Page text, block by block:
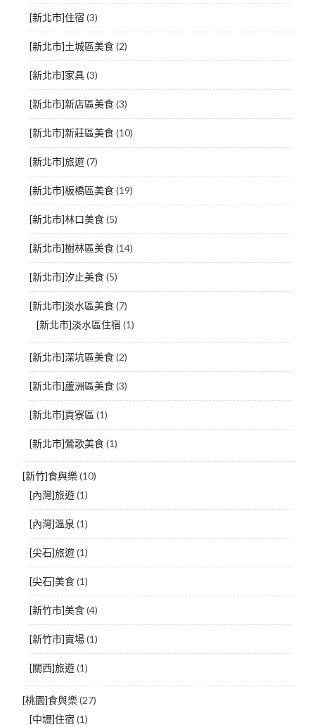
[新北市]住宿 (3)
[新北市]土城區美食(2)
[新北市]家具(3)
[新北市]新店區美食(3)
[新北市]新莊區美食(10)
[新北市]旅遊(7)
[新北市]板橋區美食(19)
[新北市]林口美食(5)
[新北市]樹林區美食(14)
[新北市]汐止美食(5)
[新北市]淡水區美食(7)
[新北市]淡水區住宿 (1)
[新北市]深坑區美食(2)
[新北市]蘆洲區美食(3)
[新北市]貢寮區 (1)
[新北市]鶯歌美食(1)
[新竹]食與樂(10)
[內灣]旅遊(1)
[內灣]溫泉 (1)
[尖石]旅遊(1)
[尖石]美食(1)
[新竹市]美食(4)
[新竹市]賣場(1)
[關西]旅遊(1)
[桃園]食與樂(27)
[中壢]住宿 (1)